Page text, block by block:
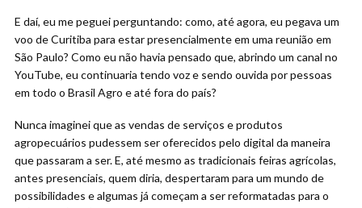
E daí, eu me peguei perguntando: como, até agora, eu pegava um
voo de Curitiba para estar presencialmente em uma reunião em
São Paulo? Como eu não havia pensado que, abrindo um canal no
YouTube, eu continuaria tendo voz e sendo ouvida por pessoas
em todo o Brasil Agro e até fora do país?
Nunca imaginei que as vendas de serviços e produtos
agropecuários pudessem ser oferecidos pelo digital da maneira
que passaram a ser. E, até mesmo as tradicionais feiras agrícolas,
antes presenciais, quem diria, despertaram para um mundo de
possibilidades e algumas já começam a ser reformatadas para o